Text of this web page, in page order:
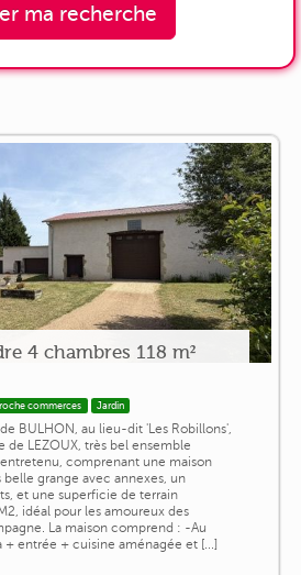
ma recherche
4 chambres 118 m²
commerces Jardin
BULHON, au lieu-dit 'Les Robillons',
de LEZOUX, très bel ensemble
comprenant une maison
grange avec annexes, un
et une superficie de terrain
idéal pour les amoureux des
La maison comprend : -Au
+ entrée + cuisine aménagée et [...]